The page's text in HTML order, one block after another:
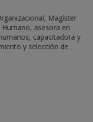
Magíster
asesora en
capacitadora y
y selección de